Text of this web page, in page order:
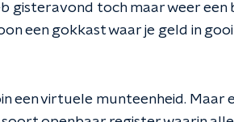
gisteravond toch maar weer
een gokkast waar je geld in
een virtuele munteenheid. Maar